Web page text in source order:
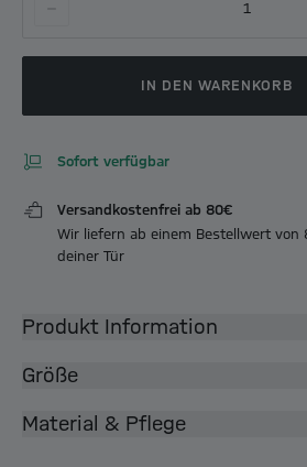
1
IN DEN WARENKORB
Sofort verfügbar
Versandkostenfrei ab 80€
Wir liefern ab einem Bestellwert von
deiner Tür
Produkt Information
Größe
Material & Pflege